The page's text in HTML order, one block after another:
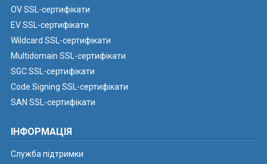
OV SSL-сертифікати
EV SSL-сертифікати
Wildcard SSL-сертифікати
Multidomain SSL-сертифікати
SGC SSL-сертифікати
Code Signing SSL-сертифікати
SAN SSL-сертифікати
ІНФОРМАЦІЯ
Служба підтримки